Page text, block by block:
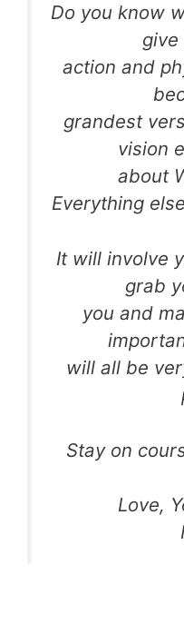
Do you know
give
action and
grandest
vision
about
Everything
It will involve
grab
you and
will all be
Stay on
Love,